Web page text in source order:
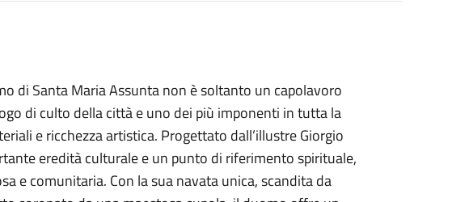
di Santa Maria Assunta non è soltanto un capolavoro
di culto della città e uno dei più imponenti in tutta la
e ricchezza artistica. Progettato dall’illustre Giorgio
eredità culturale e un punto di riferimento spirituale,
e comunitaria. Con la sua navata unica, scandita da